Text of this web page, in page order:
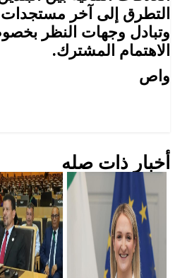
التطرق إلى آخر مستجدات
وتبادل وجهات النظر
الاهتمام المشترك.
واص
أخبار ذات صله